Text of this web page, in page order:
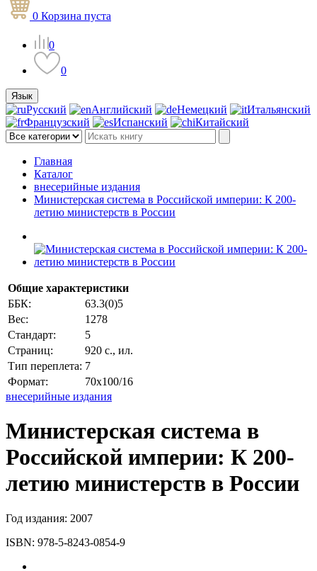
0 Корзина пуста
0
0
Язык
Русский Английский Немецкий
Итальянский
Французский
Испанский Китайский
Главная
Каталог
внесерийные издания
Министерская система в Российской империи: К 200-
летию министерств в России
Общие характеристики
ББК:
63.3(0)5
Вес:
1278
Стандарт:
5
Страниц:
920 с., ил.
Тип переплета: 7
Формат:
70x100/16
внесерийные издания
Министерская система в
Российской империи: К 200-
летию министерств в России
Год издания: 2007
ISBN: 978-5-8243-0854-9